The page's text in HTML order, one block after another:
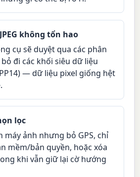
không tổn hao
cụ sẽ duyệt qua các phân
đi các khối siêu dữ liệu
— dữ liệu pixel giống hệt
lọc
máy ảnh nhưng bỏ GPS, chỉ
mềm/bản quyền, hoặc xóa
khi vẫn giữ lại cờ hướng